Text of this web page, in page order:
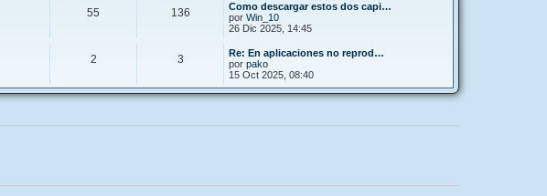
55 136
Como descargar estos dos capi…
por Win_10
26 Dic 2025, 14:45
2 3
Re: En aplicaciones no reprod…
por pako
15 Oct 2025, 08:40